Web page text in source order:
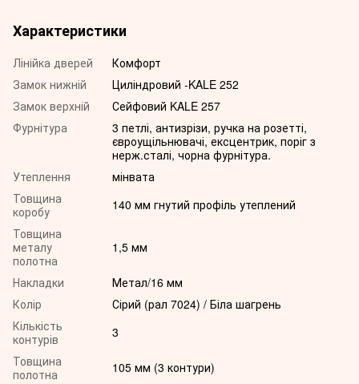
Характеристики
Лінійка дверей
Комфорт
Замок нижній
Циліндровий -KALE 252
Замок верхній
Сейфовий KALE 257
Фурнітура
3 петлі, антизрізи, ручка на розетті,
євроущільнювачі, ексцентрик, поріг з
нерж.сталі, чорна фурнітура.
Утеплення
мінвата
Товщина
коробу
140 мм гнутий профіль утеплений
Товщина
металу
полотна
1,5 мм
Накладки
Метал/16 мм
Колір
Сірий (рал 7024) / Біла шагрень
Кількість
контурів
3
Товщина
полотна
105 мм (3 контури)